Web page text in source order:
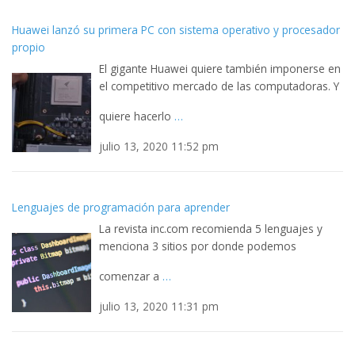
Huawei lanzó su primera PC con sistema operativo y procesador
propio
El gigante Huawei quiere también imponerse en
el competitivo mercado de las computadoras. Y
quiere hacerlo
julio 13, 2020 11:52 pm
Lenguajes de programación para aprender
La revista inc.com recomienda 5 lenguajes y
menciona 3 sitios por donde podemos
comenzar a
julio 13, 2020 11:31 pm